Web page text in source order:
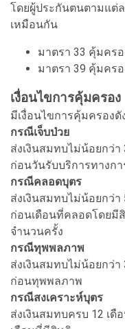
โดยผู้ประกันตนตามแต่
เหมือนกัน
มาตรา 33 คุ้มคร
มาตรา 39 คุ้มคร
เงื่อนไขการคุ้มครอง
มีเงื่อนไขการคุ้มครองดั
กรณีเจ็บป่วย
ส่งเงินสมทบไม่น้อยกว่า
ก่อนวันรับบริการทางก
กรณีคลอดบุตร
ส่งเงินสมทบไม่น้อยกว่า
ก่อนเดือนที่คลอดโดยมี
จำนวนครั้ง
กรณีทุพพลภาพ
ส่งเงินสมทบไม่น้อยกว่า
ก่อนทุพพลภาพ
กรณีสงเคราะห์บุตร
ส่งเงินสมทบครบ 12 เดื